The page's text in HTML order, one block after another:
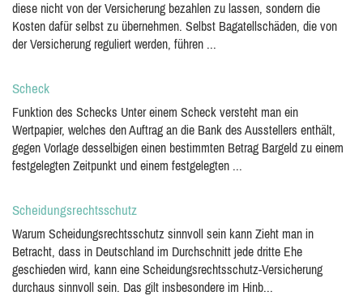
diese nicht von der Versicherung bezahlen zu lassen, sondern die
Kosten dafür selbst zu übernehmen. Selbst Bagatellschäden, die von
der Versicherung reguliert werden, führen ...
Scheck
Funktion des Schecks Unter einem Scheck versteht man ein
Wertpapier, welches den Auftrag an die Bank des Ausstellers enthält,
gegen Vorlage desselbigen einen bestimmten Betrag Bargeld zu einem
festgelegten Zeitpunkt und einem festgelegten ...
Scheidungsrechtsschutz
Warum Scheidungsrechtsschutz sinnvoll sein kann Zieht man in
Betracht, dass in Deutschland im Durchschnitt jede dritte Ehe
geschieden wird, kann eine Scheidungsrechtsschutz-Versicherung
durchaus sinnvoll sein. Das gilt insbesondere im Hinb...